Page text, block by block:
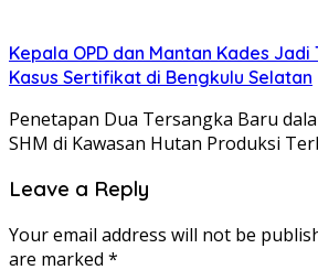
Kepala OPD dan Mantan Kades
Kasus Sertifikat di Bengkulu Selatan
Penetapan Dua Tersangka Baru
SHM di Kawasan Hutan Produksi
Leave a Reply
Your email address will not be
are marked *